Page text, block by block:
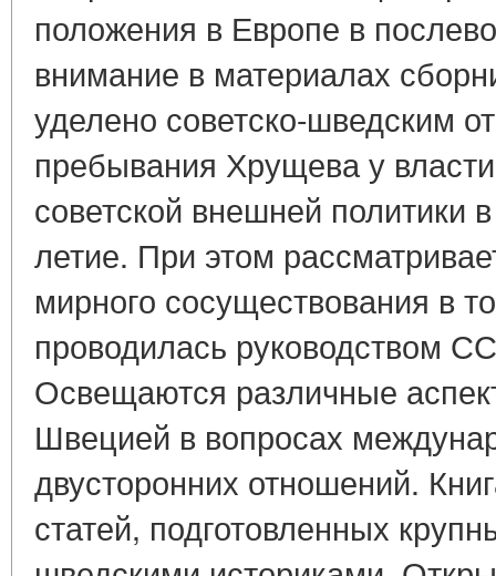
положения в Европе в
внимание в материалах
уделено советско-шведским
пребывания Хрущева у
советской внешней политики
летие. При этом
мирного сосуществования в
проводилась руководством
Освещаются различные
Швецией в вопросах
двусторонних отношений.
статей, подготовленных